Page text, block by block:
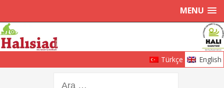
MENU
Türkçe English